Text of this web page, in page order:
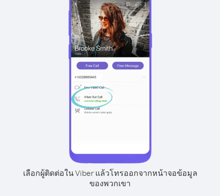
เลือกผู้ติดต่อใน Viber แล้วโทรออกจากหน้าจอข้อมูล
ของพวกเขา